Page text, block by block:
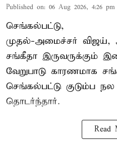
Published on: 06 Aug 2026, 4:26 pm
செங்கல்பட்டு,
முதல்-அமைச்சர்
சங்கீதா இருவருக்கும்
வேறுபாடு காரணமாக
செங்கல்பட்டு குடும்ப
தொடர்ந்தார்.
Read